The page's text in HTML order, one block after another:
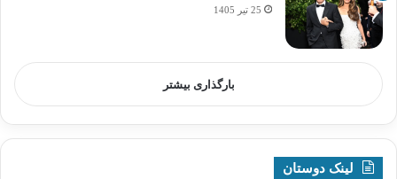
25 تیر 1405
بارگذاری بیشتر
لینک دوستان